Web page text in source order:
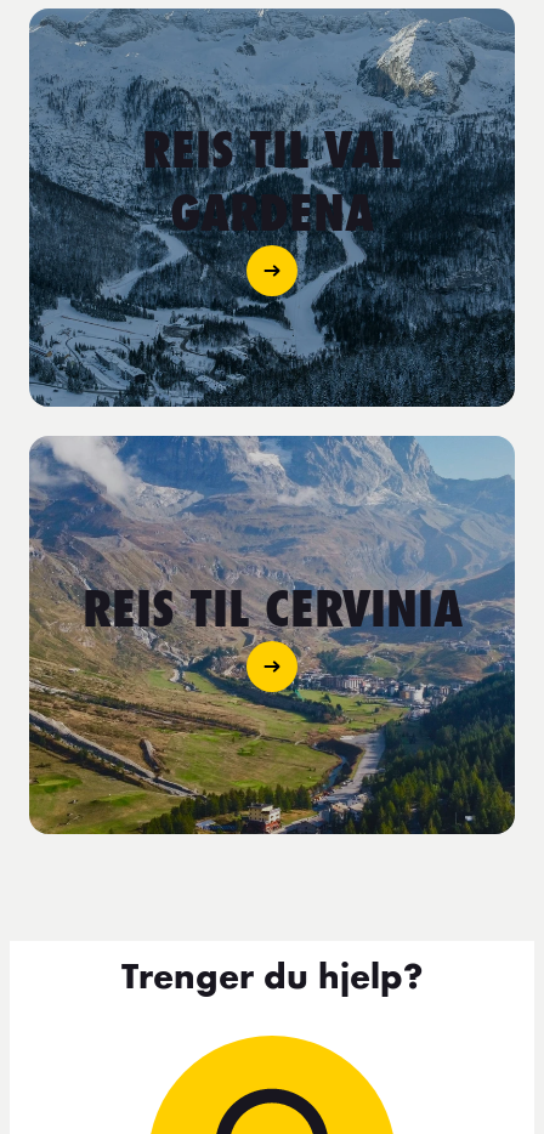
REIS TIL VAL
GARDENA
REIS TIL CERVINIA
Trenger du hjelp?